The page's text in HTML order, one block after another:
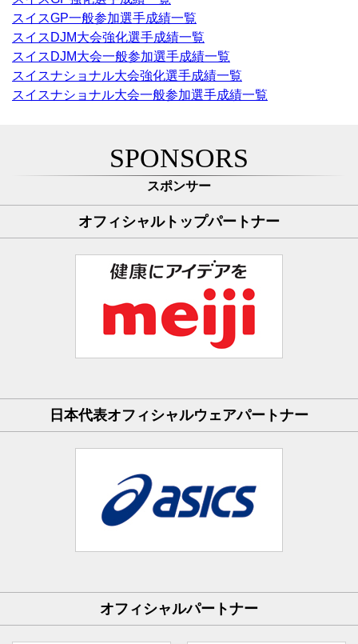
スイスGP一般参加選手成績一覧
スイスDJM大会強化選手成績一覧
スイスDJM大会一般参加選手成績一覧
スイスナショナル大会強化選手成績一覧
スイスナショナル大会一般参加選手成績一覧
SPONSORS
スポンサー
オフィシャルトップパートナー
日本代表オフィシャルウェアパートナー
オフィシャルパートナー